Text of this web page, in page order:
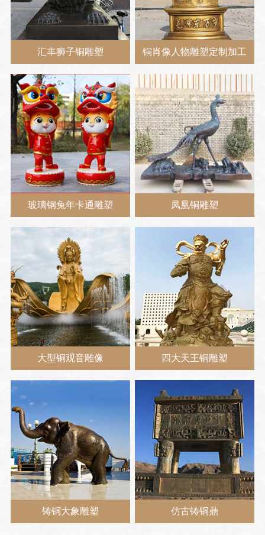
汇丰狮子铜雕塑 铜肖像人物雕塑定制加工
玻璃钢兔年卡通雕塑 凤凰铜雕塑
大型铜观音雕像 四大天王铜雕塑
铸铜大象雕塑 仿古铸铜鼎